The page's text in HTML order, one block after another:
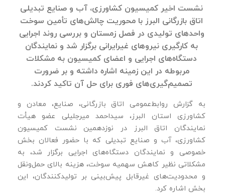
نشست اخیر کمیسیون کشاورزی، آب و صنایع تبدیلی
اتاق بازرگانی البرز با محوریت چالش‌های تأمین سوخت
واحدهای تولیدی در فصل زمستان و بررسی روند اجرایی
به‌ کارگیری نیروهای غیرایرانی برگزار شد و نمایندگان
دستگاه‌های اجرایی و اعضای کمیسیون به مشکلات
مربوطه در این زمینه اشاره داشته و بر ضرورت
تصمیم‌گیری‌های فوری برای حل آن تاکید کردند.
به گزارش روابط‌عمومی اتاق بازرگانی، صنایع، معادن و
کشاورزی استان البرز، سیداحمد میرجلیلی عضو هیأت
نمایندگان اتاق البرز در نوزدهمین نشست کمیسیون
کشاورزی، آب و صنایع تبدیلی که با حضور فعالان بخش
خصوصی و نمایندگان دستگاه‌های اجرایی برگزار شد، به
مشکلاتی نظیر کاهش سهمیه سوخت، هزینه بالای حمل‌ونقل
و محدودیت‌های غیرقابل پیش‌بینی بر تولیدکنندگان، این
بخش اشاره کرد.